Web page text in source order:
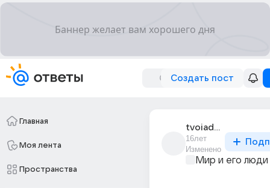
Создать пост
Главная
Моя лента
Пространства
tvoiadozasolntsa
16лет
Изменено
Мир и его люди